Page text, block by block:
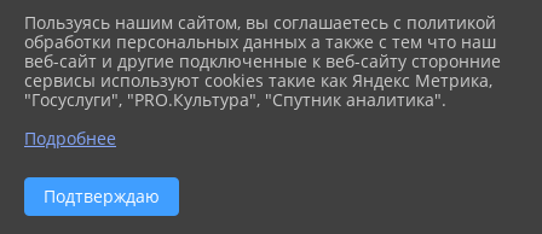
Пользуясь нашим сайтом, вы соглашаетесь с политикой
обработки персональных данных а также с тем что наш
веб-сайт и другие подключенные к веб-сайту сторонние
сервисы используют cookies такие как Яндекс Метрика,
"Госуслуги", "PRO.Культура", "Спутник аналитика".
Подробнее
Подтверждаю